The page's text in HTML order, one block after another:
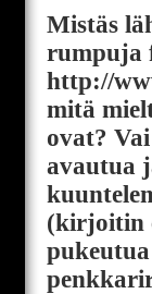
Mistäs
rumpuja
http://
mitä
ovat?
avautua
(kirjoitin